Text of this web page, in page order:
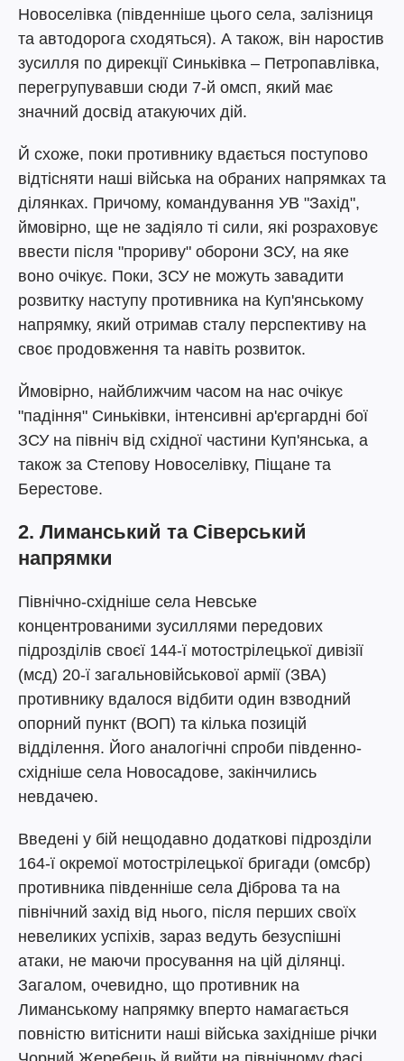
Новоселівка (південніше цього села, залізниця
та автодорога сходяться). А також, він наростив
зусилля по дирекції Синьківка – Петропавлівка,
перегрупувавши сюди 7-й омсп, який має
значний досвід атакуючих дій.
Й схоже, поки противнику вдається поступово
відтісняти наші війська на обраних напрямках та
ділянках. Причому, командування УВ "Захід",
ймовірно, ще не задіяло ті сили, які розраховує
ввести після "прориву" оборони ЗСУ, на яке
воно очікує. Поки, ЗСУ не можуть завадити
розвитку наступу противника на Куп'янському
напрямку, який отримав сталу перспективу на
своє продовження та навіть розвиток.
Ймовірно, найближчим часом на нас очікує
"падіння" Синьківки, інтенсивні ар'єргардні бої
ЗСУ на північ від східної частини Куп'янська, а
також за Степову Новоселівку, Піщане та
Берестове.
2. Лиманський та Сіверський
напрямки
Північно-східніше села Невське
концентрованими зусиллями передових
підрозділів своєї 144-ї мотострілецької дивізії
(мсд) 20-ї загальновійськової армії (ЗВА)
противнику вдалося відбити один взводний
опорний пункт (ВОП) та кілька позицій
відділення. Його аналогічні спроби південно-
східніше села Новосадове, закінчились
невдачею.
Введені у бій нещодавно додаткові підрозділи
164-ї окремої мотострілецької бригади (омсбр)
противника південніше села Діброва та на
північний захід від нього, після перших своїх
невеликих успіхів, зараз ведуть безуспішні
атаки, не маючи просування на цій ділянці.
Загалом, очевидно, що противник на
Лиманському напрямку вперто намагається
повністю витіснити наші війська західніше річки